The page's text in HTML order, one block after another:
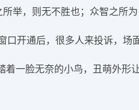
举，则无不胜也；众智之所
开通后，很多人来投诉，场
一脸无奈的小鸟，丑萌外